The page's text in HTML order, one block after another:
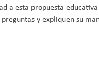
esta propuesta
y expliquen su